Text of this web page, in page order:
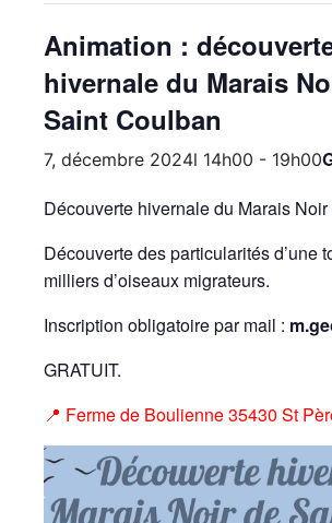
Animation :
hivernale du Marais
Saint Coulban
7, décembre 2024l 14h00 - 19h00
Découverte hivernale du Marais Noir
Découverte des particularités d’une
milliers d’oiseaux migrateurs.
Inscription obligatoire par mail :
GRATUIT.
📍 Ferme de Boulienne35430 St